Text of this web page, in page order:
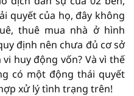
quyết của họ, đây không
thuê mua nhà ở hình
định nên chưa đủ cơ sở
huy động vốn? Và vì thế
có một động thái quyết
xử lý tình trạng trên!